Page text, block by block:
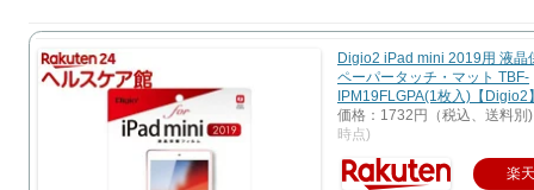
Digio2 iPad mini 2019用 液晶
ペーパータッチ・マット TBF-
IPM19FLGPA(1枚入)【Digio2
価格：1732円（税込、送料別)
時点)
楽